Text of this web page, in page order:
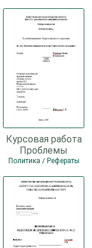
их
физиологическое
Курсовая работа
Проблемы
бюрократизма и
системе
управления -
Политика / Рефераты